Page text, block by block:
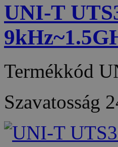
UNI-T
Termékkód
Szavatosság